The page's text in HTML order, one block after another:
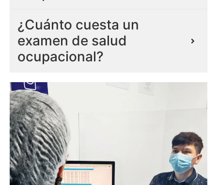
¿Cuánto cuesta un
examen de salud
ocupacional?